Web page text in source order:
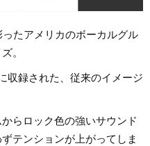
たアメリカのボーカルグル
。
収録された、従来のイメージ
らロック色の強いサウンド
テンションが上がってしま